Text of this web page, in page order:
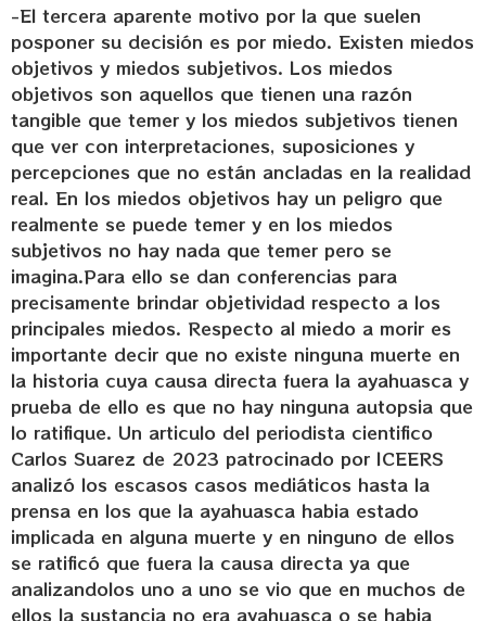
-El tercera aparente motivo por la que suelen
posponer su decisión es por miedo. Existen miedos
objetivos y miedos subjetivos. Los miedos
objetivos son aquellos que tienen una razón
tangible que temer y los miedos subjetivos tienen
que ver con interpretaciones, suposiciones y
percepciones que no están ancladas en la realidad
real. En los miedos objetivos hay un peligro que
realmente se puede temer y en los miedos
subjetivos no hay nada que temer pero se
imagina.Para ello se dan conferencias para
precisamente brindar objetividad respecto a los
principales miedos. Respecto al miedo a morir es
importante decir que no existe ninguna muerte en
la historia cuya causa directa fuera la ayahuasca y
prueba de ello es que no hay ninguna autopsia que
lo ratifique. Un articulo del periodista cientifico
Carlos Suarez de 2023 patrocinado por ICEERS
analizó los escasos casos mediáticos hasta la
prensa en los que la ayahuasca habia estado
implicada en alguna muerte y en ninguno de ellos
se ratificó que fuera la causa directa ya que
analizandolos uno a uno se vio que en muchos de
ellos la sustancia no era ayahuasca o se habia